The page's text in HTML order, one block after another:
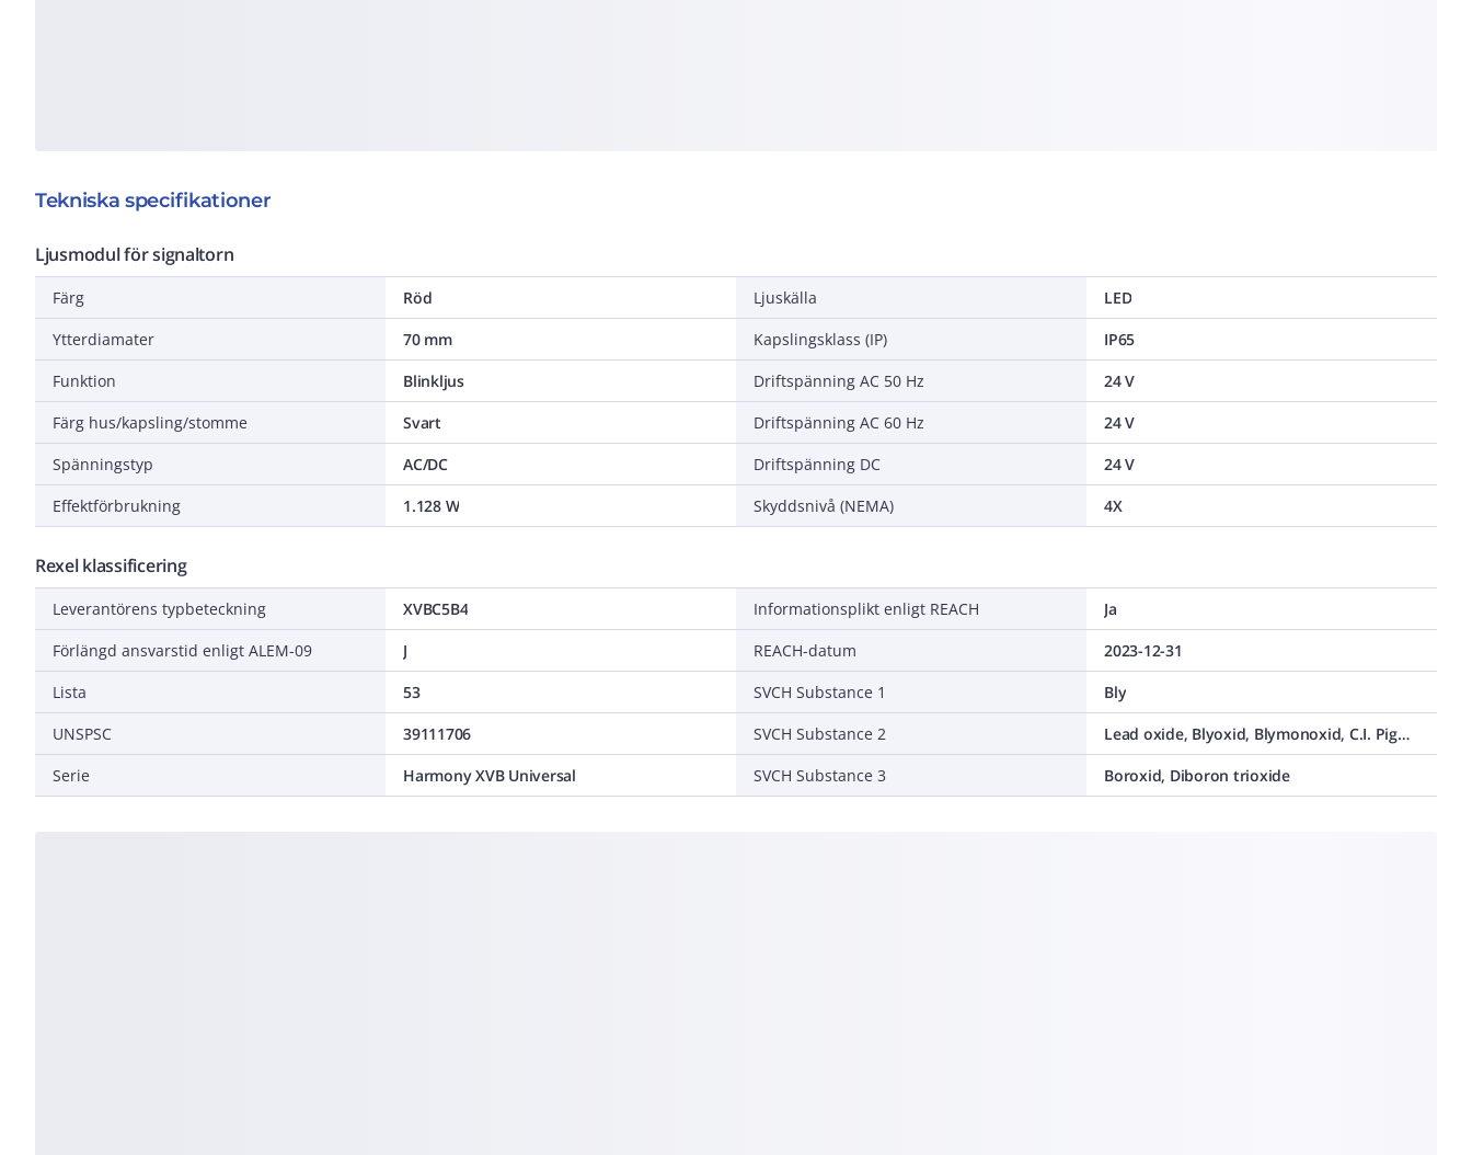
Tekniska specifikationer
Ljusmodul för signaltorn
Färg
Röd
Ytterdiamater
70 mm
Funktion
Blinkljus
Färg hus/kapsling/stomme
Svart
Spänningstyp
AC/DC
Effektförbrukning
1.128 W
Ljuskälla
LED
Kapslingsklass (IP)
IP65
Driftspänning AC 50 Hz
24 V
Driftspänning AC 60 Hz
24 V
Driftspänning DC
24 V
Skyddsnivå (NEMA)
4X
Rexel klassificering
Leverantörens typbeteckning
XVBC5B4
Förlängd ansvarstid enligt ALEM-09
J
Lista
53
UNSPSC
39111706
Serie
Harmony XVB Universal
Informationsplikt enligt REACH
Ja
REACH-datum
2023-12-31
SVCH Substance 1
Bly
SVCH Substance 2
Lead oxide, Blyoxid, Blymonoxid, C.I. Pigment Yellow 46 , C.I. 77577, Litharge, Lead(II) oxide
SVCH Substance 3
Boroxid, Diboron trioxide